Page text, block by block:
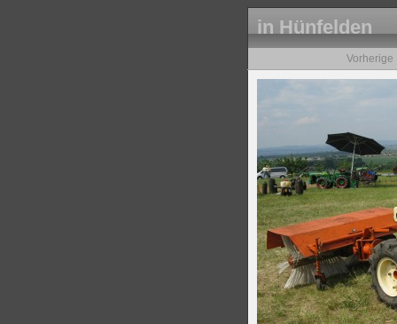
in Hünfelden
Vorherige